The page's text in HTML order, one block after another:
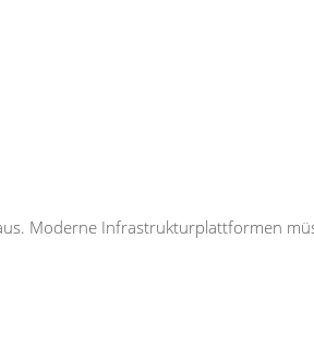
Moderne Infrastrukturplattformen